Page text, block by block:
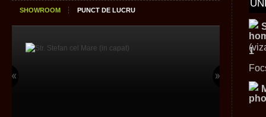
SHOWROOM PUNCT DE LUCRU